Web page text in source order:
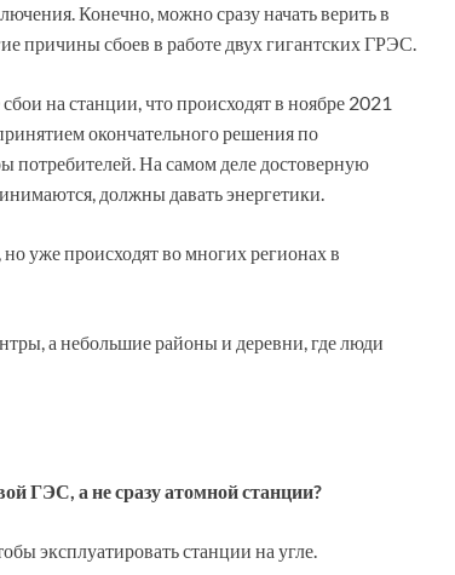
Конечно, можно сразу начать верить в
причины сбоев в работе двух гигантских ГРЭС.
на станции, что происходят в ноябре 2021
окончательного решения по
потребителей. На самом деле достоверную
должны давать энергетики.
уже происходят во многих регионах в
а небольшие районы и деревни, где люди
ГЭС, а не сразу атомной станции?
эксплуатировать станции на угле.